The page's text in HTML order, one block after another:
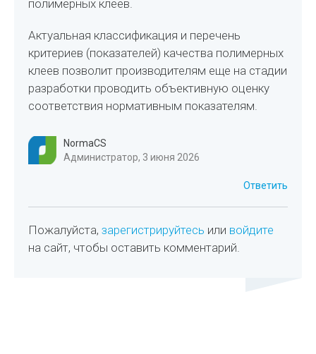
полимерных клеев.
Актуальная классификация и перечень
критериев (показателей) качества полимерных
клеев позволит производителям еще на стадии
разработки проводить объективную оценку
соответствия нормативным показателям.
NormaCS
Администратор, 3 июня 2026
Ответить
Пожалуйста,зарегистрируйтесь или войдите
на сайт, чтобы оставить комментарий.